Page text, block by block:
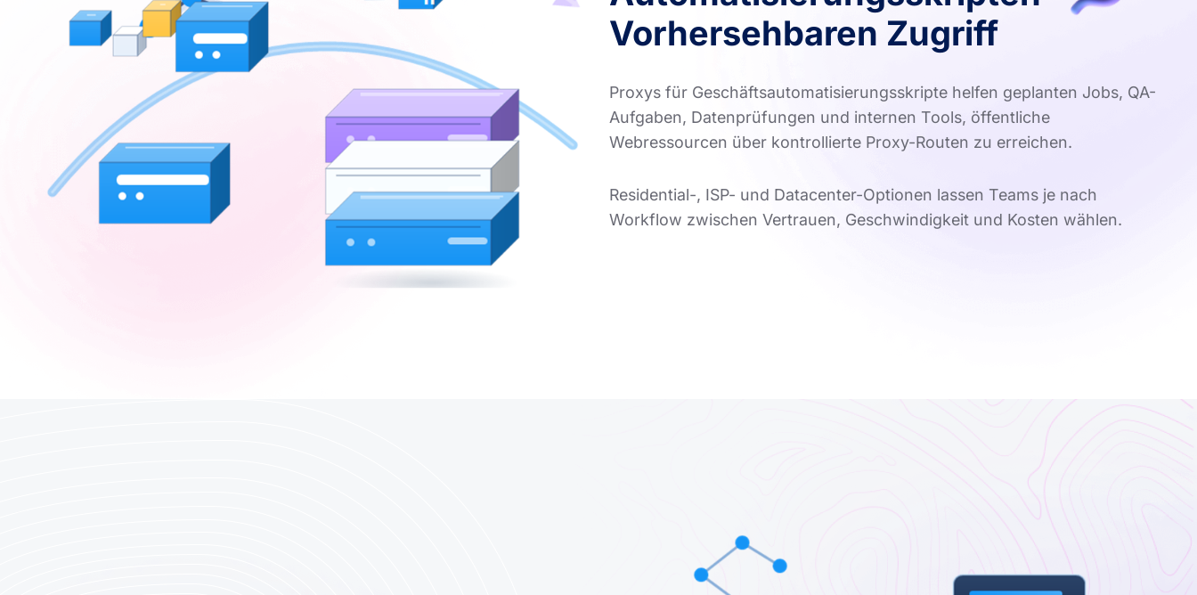
Vorhersehbaren Zugriff
Proxys für Geschäftsautomatisierungsskripte helfen geplanten Jobs, QA-
Aufgaben, Datenprüfungen und internen Tools, öffentliche
Webressourcen über kontrollierte Proxy-Routen zu erreichen.
Residential-, ISP- und Datacenter-Optionen lassen Teams je nach
Workflow zwischen Vertrauen, Geschwindigkeit und Kosten wählen.